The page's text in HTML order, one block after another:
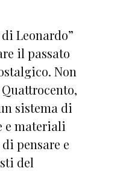
Leonardo”
il passato
Non
sistema di
e materiali
pensare e
del